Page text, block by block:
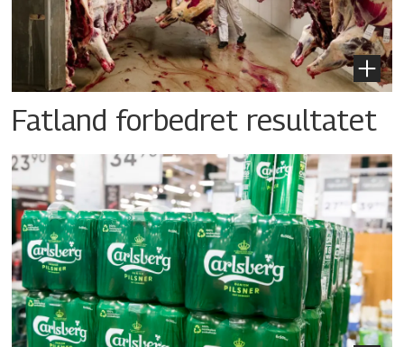
Fatland forbedret resultatet